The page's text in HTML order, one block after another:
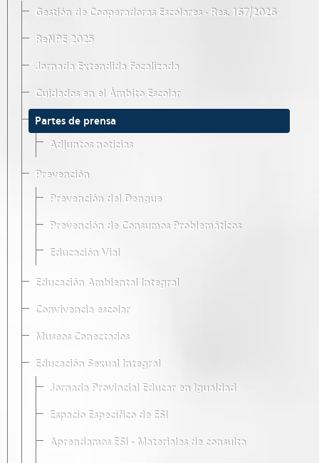
Gestión de Cooperadoras Escolares · Res. 167/2026
ReNPE 2025
Jornada Extendida Focalizada
Cuidados en el Ámbito Escolar
Partes de prensa
Adjuntos noticias
Prevención
Prevención del Dengue
Prevención de Consumos Problemáticos
Educación Vial
Educación Ambiental Integral
Convivencia escolar
Museos Conectados
Educación Sexual Integral
Jornada Provincial Educar en Igualdad
Espacio Específico de ESI
Aprendamos ESI - Materiales de consulta